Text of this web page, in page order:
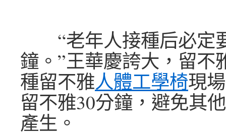
“老年人接種后必定
鐘。”王華慶誇大，留不
種留不雅人體工學椅現
留不雅30分鐘，避免其
產生。